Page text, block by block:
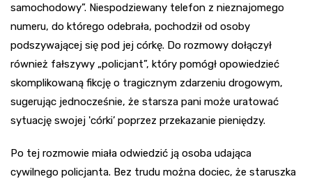
samochodowy”. Niespodziewany telefon z nieznajomego
numeru, do którego odebrała, pochodził od osoby
podszywającej się pod jej córkę. Do rozmowy dołączył
również fałszywy „policjant”, który pomógł opowiedzieć
skomplikowaną fikcję o tragicznym zdarzeniu drogowym,
sugerując jednocześnie, że starsza pani może uratować
sytuację swojej 'córki’ poprzez przekazanie pieniędzy.
Po tej rozmowie miała odwiedzić ją osoba udająca
cywilnego policjanta. Bez trudu można dociec, że staruszka